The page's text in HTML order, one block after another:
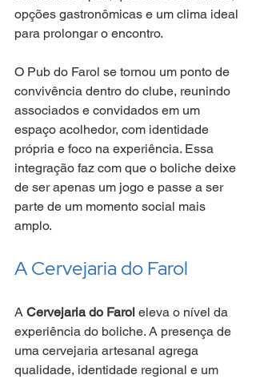
opções gastronômicas e um clima ideal
para prolongar o encontro.
O Pub do Farol se tornou um ponto de
convivência dentro do clube, reunindo
associados e convidados em um
espaço acolhedor, com identidade
própria e foco na experiência. Essa
integração faz com que o boliche deixe
de ser apenas um jogo e passe a ser
parte de um momento social mais
amplo.
A Cervejaria do Farol
A Cervejaria do Farol eleva o nível da
experiência do boliche. A presença de
uma cervejaria artesanal agrega
qualidade, identidade regional e um